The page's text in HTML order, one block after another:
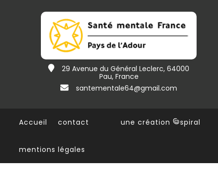
29 Avenue du Général Leclerc, 64000
Pau, France
santementale64@gmail.com
une création @spiral
Accueil contact
mentions légales